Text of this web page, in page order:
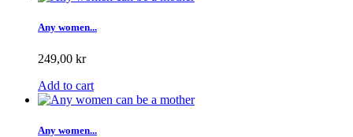
Any women...
249,00 kr
Add to cart
Any women...